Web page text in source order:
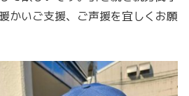
かいご支援、ご声援を宜しくお願